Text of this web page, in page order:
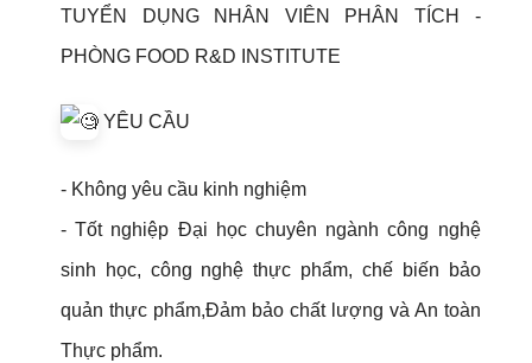
TUYỂN DỤNG NHÂN VIÊN PHÂN TÍCH -
PHÒNG FOOD R&D INSTITUTE
YÊU CẦU
- Không yêu cầu kinh nghiệm
- Tốt nghiệp Đại học chuyên ngành công nghệ
sinh học, công nghệ thực phẩm, chế biến bảo
quản thực phẩm,Đảm bảo chất lượng và An toàn
Thực phẩm.